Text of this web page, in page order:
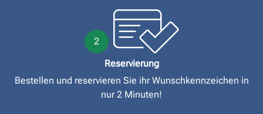
2
Reservierung
Bestellen und reservieren Sie ihr Wunschkennzeichen in
nur 2 Minuten!